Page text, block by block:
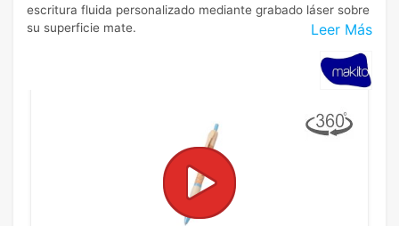
Leer Más
escritura fluida personalizado mediante grabado láser sobre
su superficie mate.